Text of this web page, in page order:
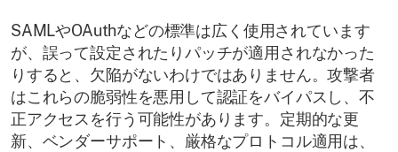
SAMLやOAuthなどの標準は広く使用されています
が、誤って設定されたりパッチが適用されなかった
りすると、欠陥がないわけではありません。攻撃者
はこれらの脆弱性を悪用して認証をバイパスし、不
正アクセスを行う可能性があります。定期的な更
新、ベンダーサポート、厳格なプロトコル適用は、